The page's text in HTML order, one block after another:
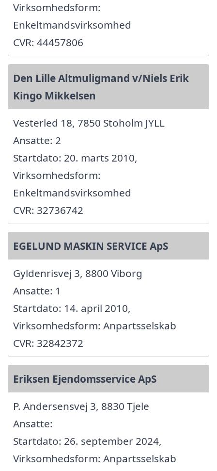
Virksomhedsform:
Enkeltmandsvirksomhed
CVR: 44457806
Den Lille Altmuligmand v/Niels Erik
Kingo Mikkelsen
Vesterled 18, 7850 Stoholm JYLL
Ansatte: 2
Startdato: 20. marts 2010,
Virksomhedsform:
Enkeltmandsvirksomhed
CVR: 32736742
EGELUND MASKIN SERVICE ApS
Gyldenrisvej 3, 8800 Viborg
Ansatte: 1
Startdato: 14. april 2010,
Virksomhedsform: Anpartsselskab
CVR: 32842372
Eriksen Ejendomsservice ApS
P. Andersensvej 3, 8830 Tjele
Ansatte:
Startdato: 26. september 2024,
Virksomhedsform: Anpartsselskab